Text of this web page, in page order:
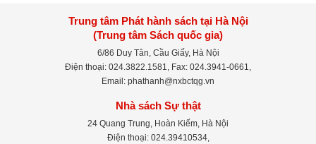
Trung tâm Phát hành sách tại Hà Nội
(Trung tâm Sách quốc gia)
6/86 Duy Tân, Cầu Giấy, Hà Nội
Điện thoại: 024.3822.1581, Fax: 024.3941-0661,
Email: phathanh@nxbctqg.vn
Nhà sách Sự thật
24 Quang Trung, Hoàn Kiếm, Hà Nội
Điện thoại: 024.39410534,